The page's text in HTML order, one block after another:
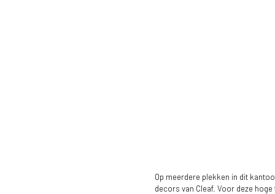
Op meerdere plekken in dit
decors van Cleaf. Voor deze